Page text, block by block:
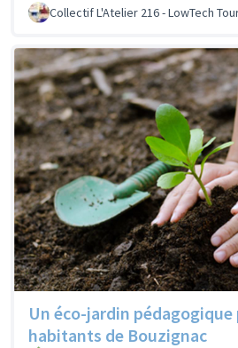
Collectif L'Atelier 216 - LowTech
Un éco-jardin pédagogique
habitants de Bouzignac